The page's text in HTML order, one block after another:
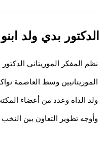
الدكتور بدي ولد
نظم المفكر الموريتاني
الموريتانيين وسط العاصمة
ولد الداه وعدد من أعضاء
وأوجه تطوير التعاون بين